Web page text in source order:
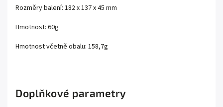
Rozměry balení: 182 x 137 x 45 mm
Hmotnost: 60g
Hmotnost včetně obalu: 158,7g
Doplňkové parametry